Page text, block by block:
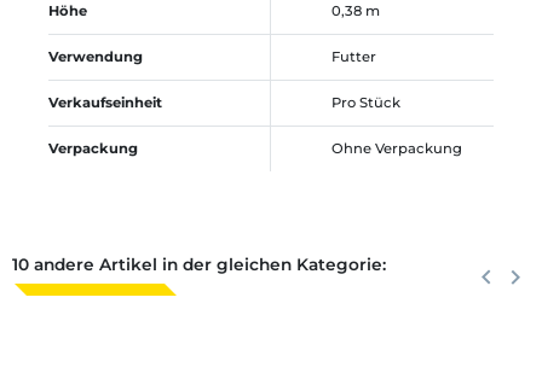
Höhe 0,38 m
Verwendung Futter
Verkaufseinheit Pro Stück
Verpackung Ohne Verpackung
10 andere Artikel in der gleichen Kategorie: Zurück
keyboard_arrow_left keyboard_arrow_right